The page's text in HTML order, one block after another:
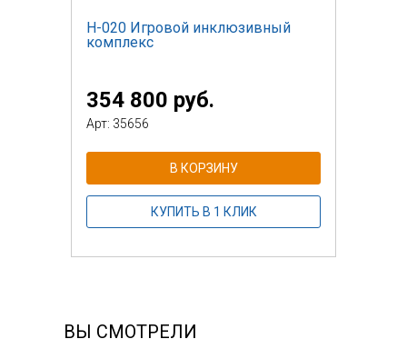
Н-020 Игровой инклюзивный
комплекс
354 800 руб.
Арт: 35656
В КОРЗИНУ
КУПИТЬ В 1 КЛИК
ВЫ СМОТРЕЛИ